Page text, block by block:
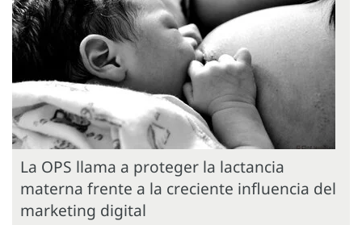
La OPS llama a proteger la lactancia
materna frente a la creciente influencia del
marketing digital